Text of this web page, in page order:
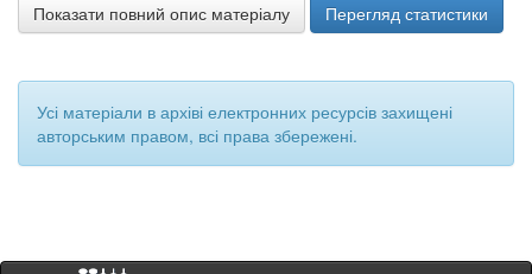
Показати повний опис матеріалу Перегляд статистики
Усі матеріали в архіві електронних ресурсів захищені
авторським правом, всі права збережені.